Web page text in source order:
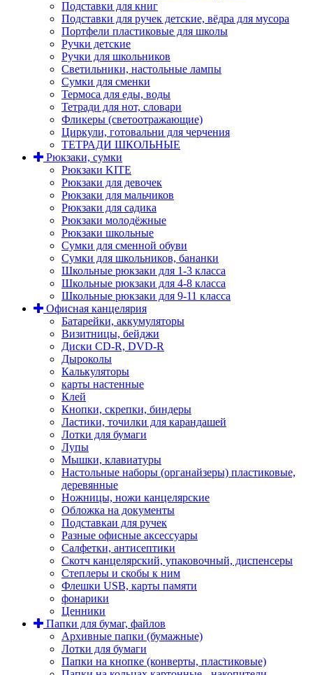
Подставки для книг
Подставки для ручек детские, вёдра для мусора
Портфели пластиковые для школы
Ручки детские
Ручки для школьников
Светильники, настольные лампы
Сумки для сменки
Термоса для еды, воды
Тетради для нот, словари
Фликеры (светоотражающие)
Циркули, готовальни для черчения
ТЕТРАДИ ШКОЛЬНЫЕ
Рюкзаки, сумки
Рюкзаки KITE
Рюкзаки для девочек
Рюкзаки для мальчиков
Рюкзаки для садика
Рюкзаки молодёжные
Рюкзаки школьные
Сумки для сменной обуви
Сумки для школьников, бананки
Школьные рюкзаки для 1-3 класса
Школьные рюкзаки для 4-8 класса
Школьные рюкзаки для 9-11 класса
Офисная канцелярия
Батарейки, аккумуляторы
Визитницы, бейджи
Диски CD-R, DVD-R
Дыроколы
Калькуляторы
карты настенные
Клей
Кнопки, скрепки, биндеры
Ластики, точилки для карандашей
Лотки для бумаги
Лупы
Мышки, клавиатуры
Настольные наборы (органайзеры) пластиковые,
деревянные
Ножницы, ножи канцелярские
Обложка на документы
Подставкаи для ручек
Разные офисные аксессуары
Салфетки, антисептики
Скотч канцелярский, упаковочный, диспенсеры
Степлеры и скобы к ним
Флешки USB, карты памяти
фонарики
Ценники
Папки для бумаг, файлов
Архивные папки (бумажные)
Лотки для бумаги
Папки на кнопке (конверты, пластиковые)